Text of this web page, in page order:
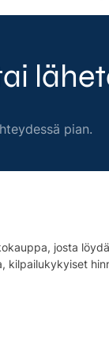
pian.
josta
kilpailukykyiset